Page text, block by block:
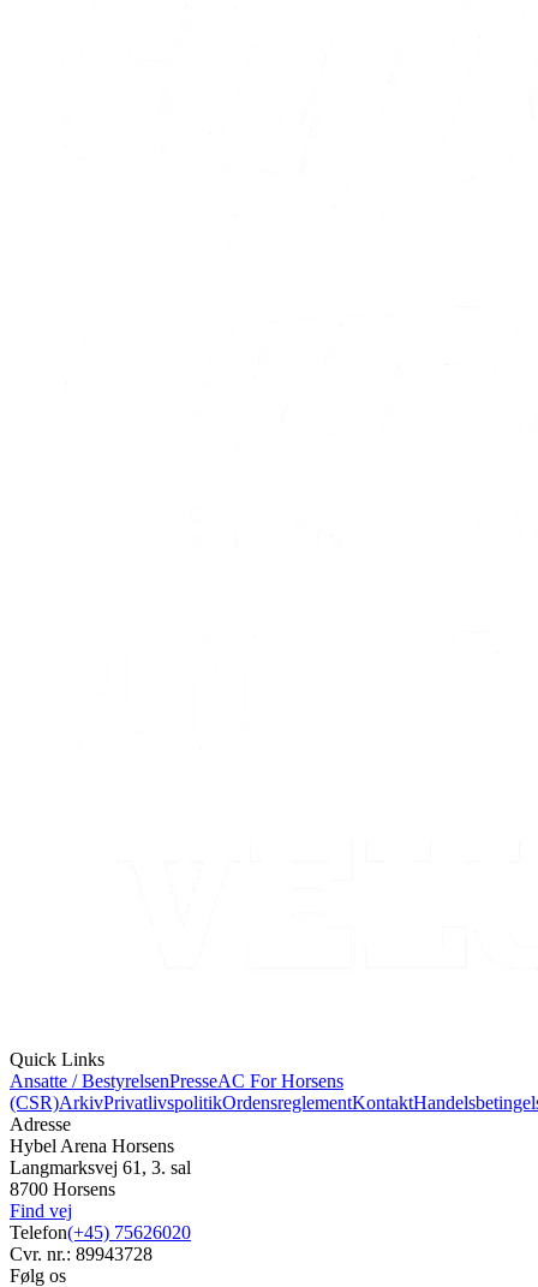
Quick Links
Ansatte / BestyrelsenPresseAC For Horsens
(CSR)ArkivPrivatlivspolitikOrdensreglementKontakt
Adresse
Hybel Arena Horsens
Langmarksvej 61, 3. sal
8700 Horsens
Find vej
Telefon(+45) 75626020
Cvr. nr.: 89943728
Følg os